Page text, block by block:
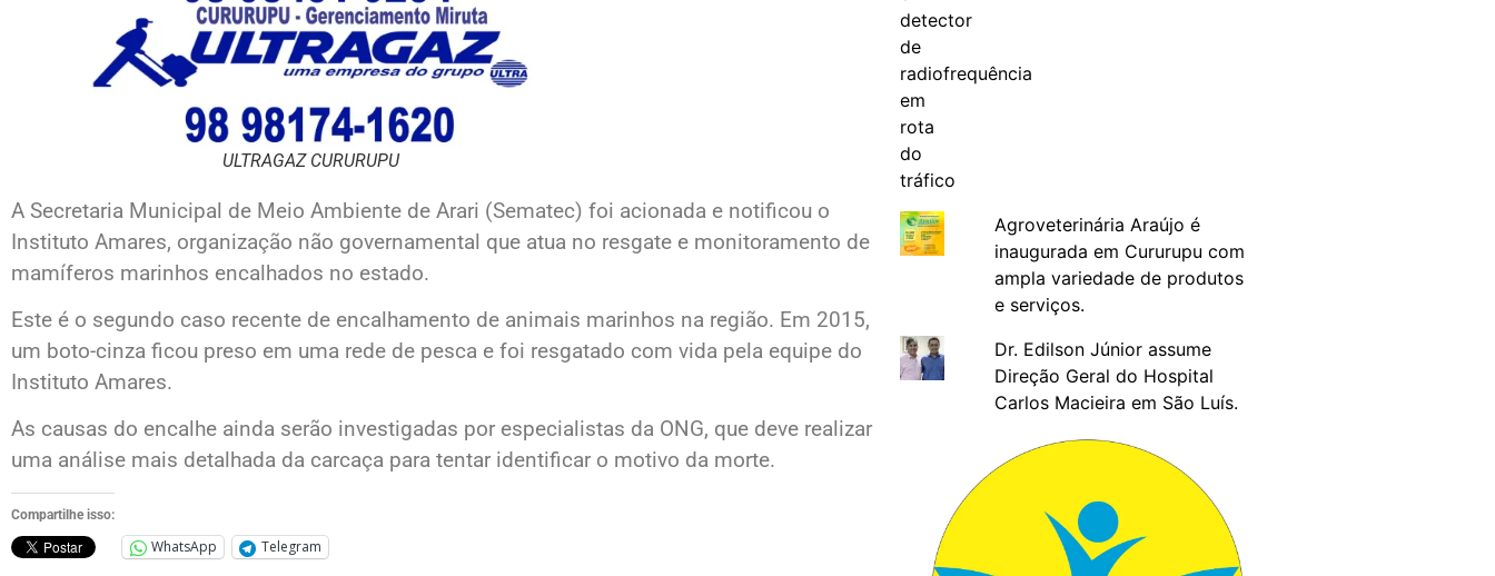
ULTRAGAZ CURURUPU
A Secretaria Municipal de Meio Ambiente de Arari (Sematec) foi acionada e notificou o
Instituto Amares, organização não governamental que atua no resgate e monitoramento de
mamíferos marinhos encalhados no estado.
Este é o segundo caso recente de encalhamento de animais marinhos na região. Em 2015,
um boto-cinza ficou preso em uma rede de pesca e foi resgatado com vida pela equipe do
Instituto Amares.
As causas do encalhe ainda serão investigadas por especialistas da ONG, que deve realizar
uma análise mais detalhada da carcaça para tentar identificar o motivo da morte.
Compartilhe isso:
WhatsApp Telegram
Agroveterinária Araújo é
inaugurada em Cururupu com
ampla variedade de produtos
e serviços.
Dr. Edilson Júnior assume
Direção Geral do Hospital
Carlos Macieira em São Luís.